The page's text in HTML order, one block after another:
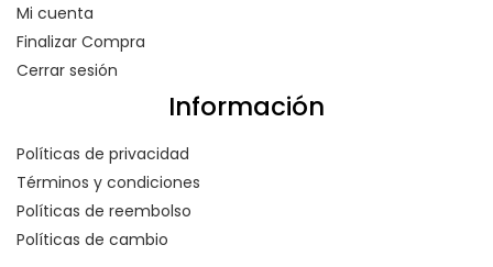
Mi cuenta
Finalizar Compra
Cerrar sesión
Información
Políticas de privacidad
Términos y condiciones
Políticas de reembolso
Políticas de cambio